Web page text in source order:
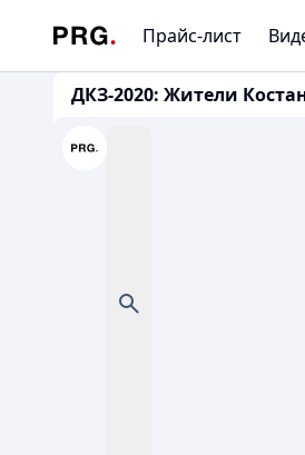
Прайс-лист
ДКЗ-2020: Жители